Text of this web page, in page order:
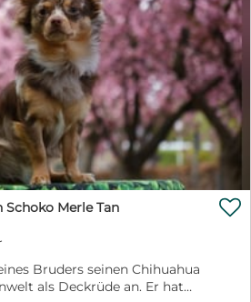
Merle Tan
Bruders seinen Chihuahua
als Deckrüde an. Er hat
